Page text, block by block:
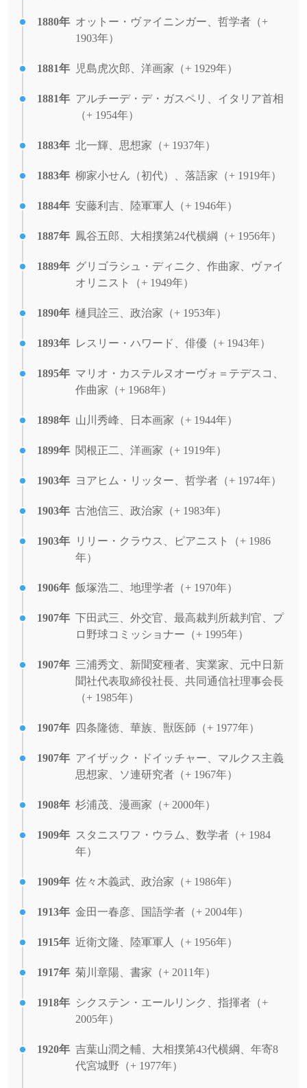
1880年 オットー・ヴァイニンガー、哲学者（+
1903年）
1881年 児島虎次郎、洋画家（+ 1929年）
1881年 アルチーデ・デ・ガスペリ、イタリア首相
（+ 1954年）
1883年 北一輝、思想家（+ 1937年）
1883年 柳家小せん（初代）、落語家（+ 1919年）
1884年 安藤利吉、陸軍軍人（+ 1946年）
1887年 鳳谷五郎、大相撲第24代横綱（+ 1956年）
1889年 グリゴラシュ・ディニク、作曲家、ヴァイ
オリニスト（+ 1949年）
1890年 樋貝詮三、政治家（+ 1953年）
1893年 レスリー・ハワード、俳優（+ 1943年）
1895年 マリオ・カステルヌオーヴォ＝テデスコ、
作曲家（+ 1968年）
1898年 山川秀峰、日本画家（+ 1944年）
1899年 関根正二、洋画家（+ 1919年）
1903年 ヨアヒム・リッター、哲学者（+ 1974年）
1903年 古池信三、政治家（+ 1983年）
1903年
リリー・クラウス、ピアニスト（+ 1986
年）
1906年 飯塚浩二、地理学者（+ 1970年）
1907年 下田武三、外交官、最高裁判所裁判官、プ
ロ野球コミッショナー（+ 1995年）
1907年 三浦秀文、新聞変種者、実業家、元中日新
聞社代表取締役社長、共同通信社理事会長
（+ 1985年）
1907年 四条隆徳、華族、獣医師（+ 1977年）
1907年 アイザック・ドイッチャー、マルクス主義
思想家、ソ連研究者（+ 1967年）
1908年 杉浦茂、漫画家（+ 2000年）
1909年 スタニスワフ・ウラム、数学者（+ 1984
年）
1909年 佐々木義武、政治家（+ 1986年）
1913年 金田一春彦、国語学者（+ 2004年）
1915年 近衛文隆、陸軍軍人（+ 1956年）
1917年 菊川章陽、書家（+ 2011年）
1918年 シクステン・エールリンク、指揮者（+
2005年）
1920年 吉葉山潤之輔、大相撲第43代横綱、年寄8
代宮城野（+ 1977年）